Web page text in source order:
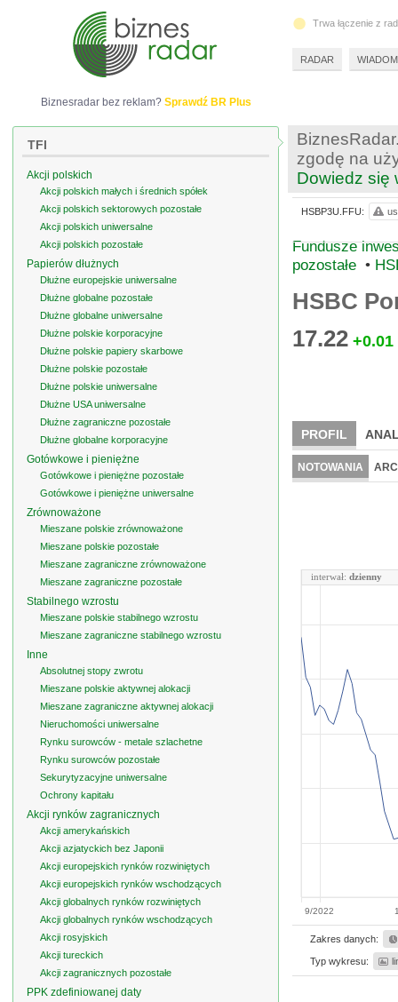
zgodę na
Dowiedz się
Fundusze
pozostałe •
HSBC
17.22 +0.01
PROFIL
NOTOWANIA
9/2022
interwał: dzienny
Zakres danych:
Typ wykresu:
HSBP3U.FFU:
Biznesradar bez reklam? Sprawdź BR Plus
TFI
Akcji polskich
Akcji polskich małych i średnich spółek
Akcji polskich sektorowych pozostałe
Akcji polskich uniwersalne
Akcji polskich pozostałe
Papierów dłużnych
Dłużne europejskie uniwersalne
Dłużne globalne pozostałe
Dłużne globalne uniwersalne
Dłużne polskie korporacyjne
Dłużne polskie papiery skarbowe
Dłużne polskie pozostałe
Dłużne polskie uniwersalne
Dłużne USA uniwersalne
Dłużne zagraniczne pozostałe
Dłużne globalne korporacyjne
Gotówkowe i pieniężne
Gotówkowe i pieniężne pozostałe
Gotówkowe i pieniężne uniwersalne
Zrównoważone
Mieszane polskie zrównoważone
Mieszane polskie pozostałe
Mieszane zagraniczne zrównoważone
Mieszane zagraniczne pozostałe
Stabilnego wzrostu
Mieszane polskie stabilnego wzrostu
Mieszane zagraniczne stabilnego wzrostu
Inne
Absolutnej stopy zwrotu
Mieszane polskie aktywnej alokacji
Mieszane zagraniczne aktywnej alokacji
Nieruchomości uniwersalne
Rynku surowców - metale szlachetne
Rynku surowców pozostałe
Sekurytyzacyjne uniwersalne
Ochrony kapitału
Akcji rynków zagranicznych
Akcji amerykańskich
Akcji azjatyckich bez Japonii
Akcji europejskich rynków rozwiniętych
Akcji europejskich rynków wschodzących
Akcji globalnych rynków rozwiniętych
Akcji globalnych rynków wschodzących
Akcji rosyjskich
Akcji tureckich
Akcji zagranicznych pozostałe
PPK zdefiniowanej daty
Trwa łączenie z
RADAR